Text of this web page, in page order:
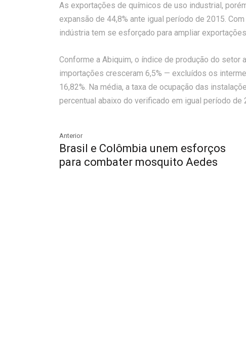
As exportações de químicos de uso industrial,
expansão de 44,8% ante igual período de 2015.
indústria tem se esforçado para ampliar
Conforme a Abiquim, o índice de produção do setor
importações cresceram 6,5% — excluídos os
16,82%. Na média, a taxa de ocupação das
percentual abaixo do verificado em igual período de
Anterior
Brasil e Colômbia unem esforços
para combater mosquito Aedes